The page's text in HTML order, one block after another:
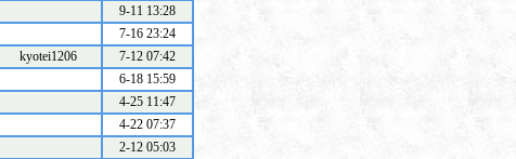
9-11 13:28
7-16 23:24
kyotei1206
7-12 07:42
6-18 15:59
4-25 11:47
4-22 07:37
2-12 05:03